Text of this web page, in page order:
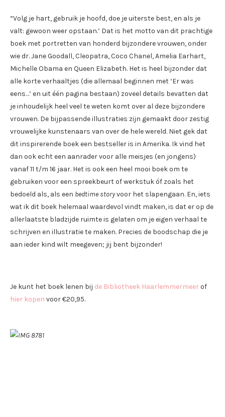
“Volg je hart, gebruik je hoofd, doe je uiterste best, en als je
valt: gewoon weer opstaan.’ Dat is het motto van dit prachtige
boek met portretten van honderd bijzondere vrouwen, onder
wie dr. Jane Goodall, Cleopatra, Coco Chanel, Amelia Earhart,
Michelle Obama en Queen Elizabeth. Het is heel bijzonder dat
alle korte verhaaltjes (die allemaal beginnen met ‘Er was
eens…’ en uit één pagina bestaan) zoveel details bevatten dat
je inhoudelijk heel veel te weten komt over al deze bijzondere
vrouwen. De bijpassende illustraties zijn gemaakt door zestig
vrouwelijke kunstenaars van over de hele wereld. Niet gek dat
dit inspirerende boek een bestseller is in Amerika. Ik vind het
dan ook echt een aanrader voor alle meisjes (en jongens)
vanaf 11 t/m 16 jaar. Het is ook een heel mooi boek om te
gebruiken voor een spreekbeurt of werkstuk óf zoals het
bedoeld als, als een bedtime storyvoor het slapengaan. En, iets
wat ik dit boek helemaal waardevol vindt maken, is dat er op de
allerlaatste bladzijde ruimte is gelaten om je eigen verhaal te
schrijven en illustratie te maken. Precies de boodschap die je
aan ieder kind wilt meegeven; jij bent bijzonder!
Je kunt het boek lenen bij de Bibliotheek Haarlemmermeerof
hier kopen voor €20,95.